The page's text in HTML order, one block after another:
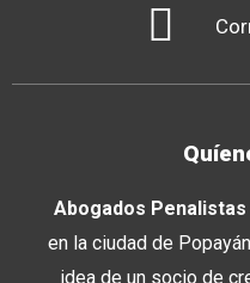
Abogados Penalistas
en la ciudad de
idea de un socio de